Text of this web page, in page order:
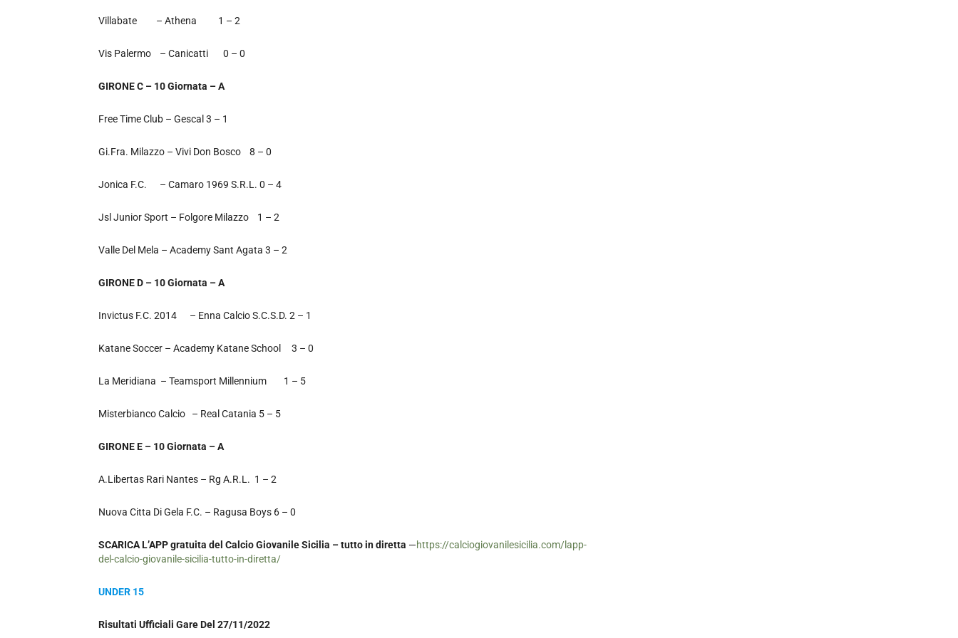
Villabate – Athena 1 – 2
Vis Palermo – Canicatti 0 – 0
GIRONE C – 10 Giornata – A
Free Time Club – Gescal 3 – 1
Gi.Fra. Milazzo – Vivi Don Bosco 8 – 0
Jonica F.C. – Camaro 1969 S.R.L. 0 – 4
Jsl Junior Sport – Folgore Milazzo 1 – 2
Valle Del Mela – Academy Sant Agata 3 – 2
GIRONE D – 10 Giornata – A
Invictus F.C. 2014 – Enna Calcio S.C.S.D. 2 – 1
Katane Soccer – Academy Katane School 3 – 0
La Meridiana – Teamsport Millennium 1 – 5
Misterbianco Calcio – Real Catania 5 – 5
GIRONE E – 10 Giornata – A
A.Libertas Rari Nantes – Rg A.R.L. 1 – 2
Nuova Citta Di Gela F.C. – Ragusa Boys 6 – 0
SCARICA L’APP gratuita del Calcio Giovanile Sicilia – tutto in diretta —https://calciogiovanilesicilia.com/lapp-
del-calcio-giovanile-sicilia-tutto-in-diretta/
UNDER 15
Risultati Ufficiali Gare Del 27/11/2022